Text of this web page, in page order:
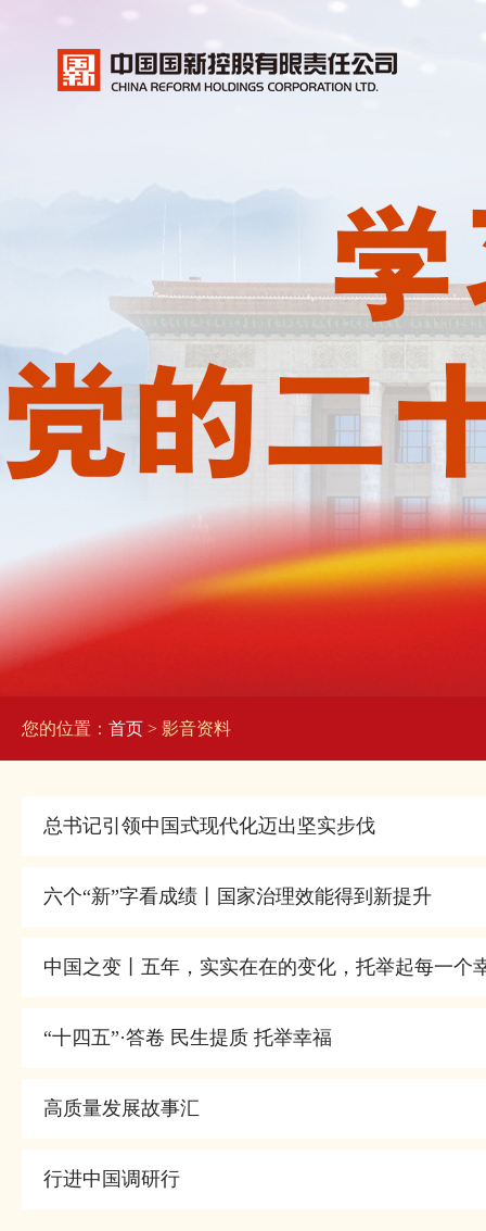
您的位置： 首页 > 影音资料
总书记引领中国式现代化迈出坚实步伐
六个“新”字看成绩丨国家治理效能得到新提升
中国之变丨五年，实实在在的变化，托举起每一个
“十四五”·答卷 民生提质 托举幸福
高质量发展故事汇
行进中国调研行